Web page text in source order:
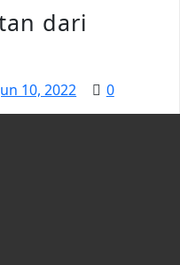
dari
10, 2022 0